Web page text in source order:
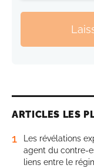
ARTICLES LES
1
Les révélations
agent du contre-
liens entre le